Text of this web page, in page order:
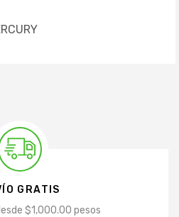
GRATIS
$1,000.00 pesos